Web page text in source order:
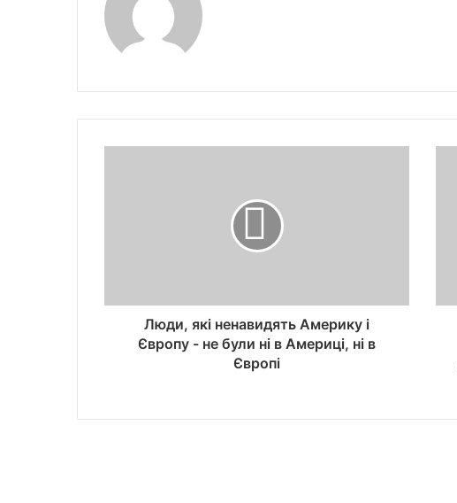
Люди, які ненавидять Америку і
Європу - не були ні в Америці, ні в
Європі